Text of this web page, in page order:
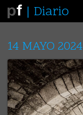
Diario
14 MAYO 2024